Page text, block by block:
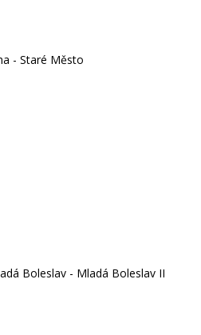
- Staré Město
Boleslav - Mladá Boleslav II